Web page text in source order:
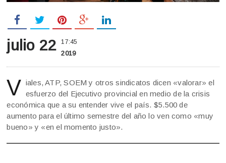
julio 22 17:45
2019
V iales, ATP, SOEM y otros sindicatos dicen «valorar» el
esfuerzo del Ejecutivo provincial en medio de la crisis
económica que a su entender vive el país. $5.500 de
aumento para el último semestre del año lo ven como «muy
bueno» y «en el momento justo».